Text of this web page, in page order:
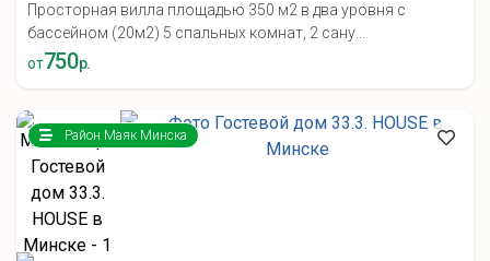
Просторная вилла площадью 350 м2 в два уровня с
бассейном (20м2) 5 спальных комнат, 2 сану...
от750р.
Район Маяк Минска